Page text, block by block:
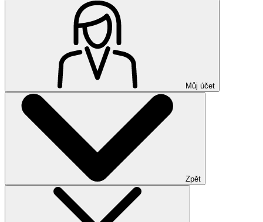
Můj účet
Zpět